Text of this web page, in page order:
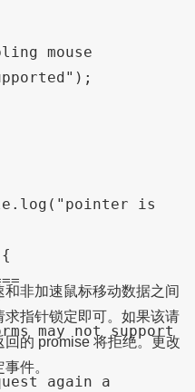
mouse
);
. log ( "pointer is
{
may not support
again a
非加速鼠标移动数据之间
指针锁定即可。如果该请
的 promise 将拒绝。更改
件。